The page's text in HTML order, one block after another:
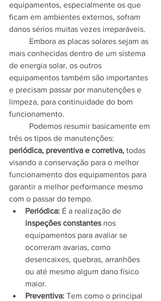
equipamentos, especialmente os que
ficam em ambientes externos, sofram
danos sérios muitas vezes irreparáveis.
mais conhecidas dentro de um sistema
de energia solar, os outros
equipamentos também são importantes
e precisam passar por manutenções e
limpeza, para continuidade do bom
funcionamento.
três os tipos de manutenções:
periódica, preventiva e corretiva, todas
visando a conservação para o melhor
funcionamento dos equipamentos para
garantir a melhor performance mesmo
com o passar do tempo.
Periódica: É a realização de
inspeções constantes nos
equipamentos para avaliar se
ocorreram avarias, como
desencaixes, quebras, arranhões
ou até mesmo algum dano físico
maior.
Preventiva: Tem como o principal